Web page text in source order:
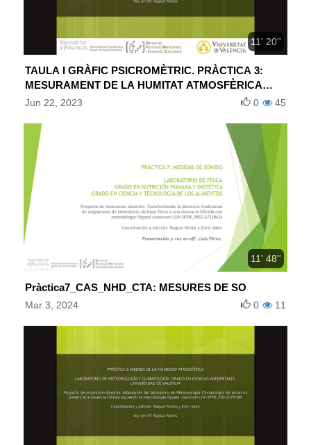
11' 20''
TAULA I GRÀFIC PSICROMÈTRIC. PRÀCTICA 3:
MESURAMENT DE LA HUMITAT ATMOSFÈRICA
(VALENCIÀ)
Jun 22, 2023 45
0
11' 48''
Pràctica7_CAS_NHD_CTA: MESURES DE SO
Mar 3, 2024 11
0